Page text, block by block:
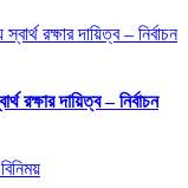
রক্ষার দায়িত্ব – নির্বাচন